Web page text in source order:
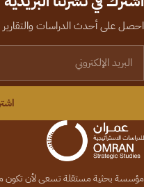
احصل على أحدث الدراسات
مؤسسة بحثية مستقلة تسعى لأن تكون